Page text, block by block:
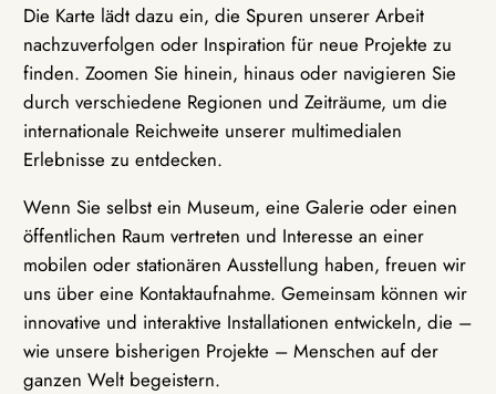
Die Karte lädt dazu ein, die Spuren unserer Arbeit
nachzuverfolgen oder Inspiration für neue Projekte zu
finden. Zoomen Sie hinein, hinaus oder navigieren Sie
durch verschiedene Regionen und Zeiträume, um die
internationale Reichweite unserer multimedialen
Erlebnisse zu entdecken.
Wenn Sie selbst ein Museum, eine Galerie oder einen
öffentlichen Raum vertreten und Interesse an einer
mobilen oder stationären Ausstellung haben, freuen wir
uns über eine Kontaktaufnahme. Gemeinsam können wir
innovative und interaktive Installationen entwickeln, die –
wie unsere bisherigen Projekte – Menschen auf der
ganzen Welt begeistern.